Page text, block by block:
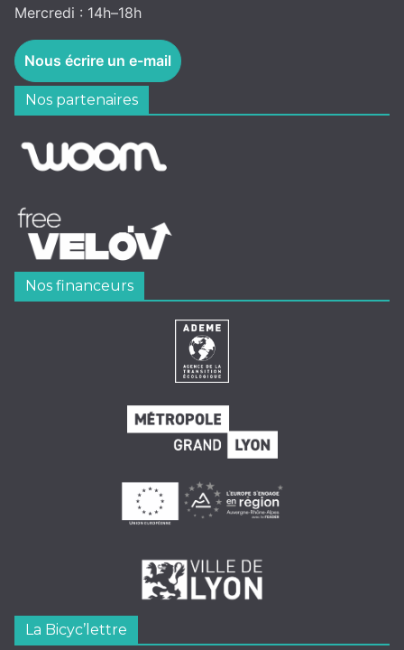
Mercredi : 14h–18h
Nous écrire un e-mail
Nos partenaires
Nos financeurs
La Bicyc’lettre